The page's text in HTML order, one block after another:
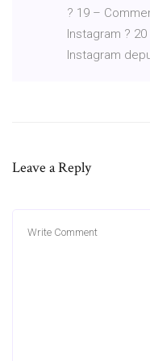
? 19 –
Instagram ?
Instagram
Leave a Reply